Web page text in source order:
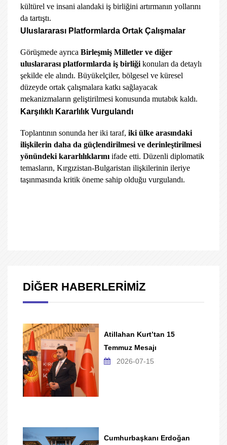
kültürel ve insani alandaki iş birliğini artırmanın yollarını
da tartıştı.
Uluslararası Platformlarda Ortak Çalışmalar
Görüşmede ayrıca Birleşmiş Milletler ve diğer
uluslararası platformlarda iş birliği konuları da detaylı
şekilde ele alındı. Büyükelçiler, bölgesel ve küresel
düzeyde ortak çalışmalara katkı sağlayacak
mekanizmaların geliştirilmesi konusunda mutabık kaldı.
Karşılıklı Kararlılık Vurgulandı
Toplantının sonunda her iki taraf, iki ülke arasındaki
ilişkilerin daha da güçlendirilmesi ve derinleştirilmesi
yönündeki kararlılıklarını ifade etti. Düzenli diplomatik
temasların, Kırgızistan-Bulgaristan ilişkilerinin ileriye
taşınmasında kritik öneme sahip olduğu vurgulandı.
DİĞER HABERLERİMİZ
Atillahan Kurt’tan 15
Temmuz Mesajı
2026-07-15
Cumhurbaşkanı Erdoğan